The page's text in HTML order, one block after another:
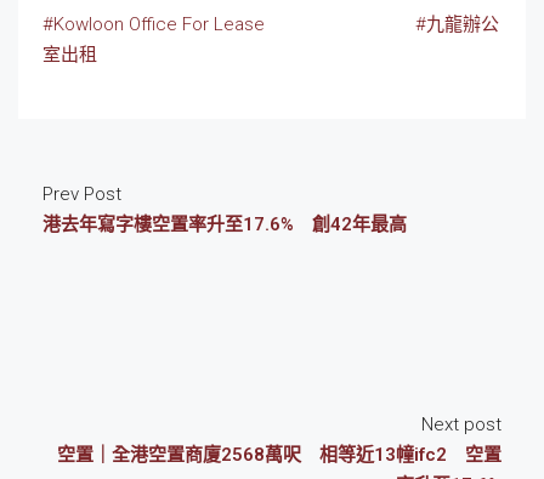
#Kowloon Office For Lease
#九龍辦公
室出租
Prev Post
港去年寫字樓空置率升至17.6% 創42年最高
Next post
空置｜全港空置商廈2568萬呎 相等近13幢ifc2 空置